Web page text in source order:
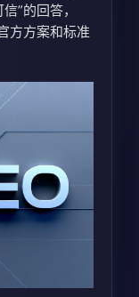
”的回答，
方方案和标准